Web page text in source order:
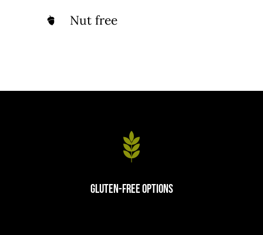
Nut free
Gluten-Free Options